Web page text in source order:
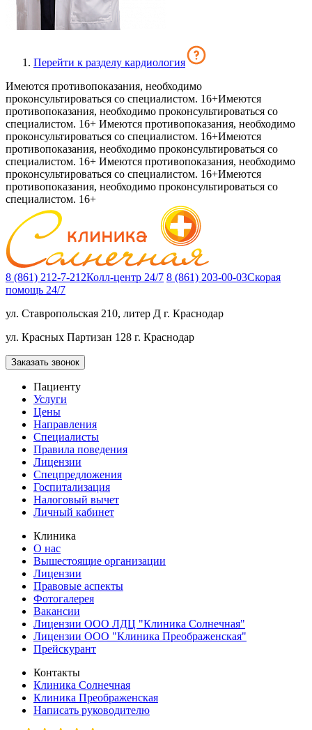
Перейти к разделу кардиология
Имеются противопоказания, необходимо
проконсультироваться со специалистом. 16+Имеются
противопоказания, необходимо проконсультироваться со
специалистом. 16+ Имеются противопоказания, необходимо
проконсультироваться со специалистом. 16+Имеются
противопоказания, необходимо проконсультироваться со
специалистом. 16+ Имеются противопоказания, необходимо
проконсультироваться со специалистом. 16+Имеются
противопоказания, необходимо проконсультироваться со
специалистом. 16+
8 (861) 212-7-212Колл-центр 24/7 8 (861) 203-00-03Скорая
помощь 24/7
ул. Ставропольская 210, литер Д г. Краснодар
ул. Красных Партизан 128 г. Краснодар
Заказать звонок
Пациенту
Услуги
Цены
Направления
Специалисты
Правила поведения
Лицензии
Спецпредложения
Госпитализация
Налоговый вычет
Личный кабинет
Клиника
О нас
Вышестоящие организации
Лицензии
Правовые аспекты
Фотогалерея
Вакансии
Лицензии ООО ЛДЦ "Клиника Солнечная"
Лицензии ООО "Клиника Преображенская"
Прейскурант
Контакты
Клиника Солнечная
Клиника Преображенская
Написать руководителю